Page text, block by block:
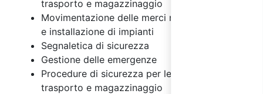
trasporto e magazzinaggio
Movimentazione delle merci nelle costruzioni
e installazione di impianti
Segnaletica di sicurezza
Gestione delle emergenze
Procedure di sicurezza per le attività di
trasporto e magazzinaggio